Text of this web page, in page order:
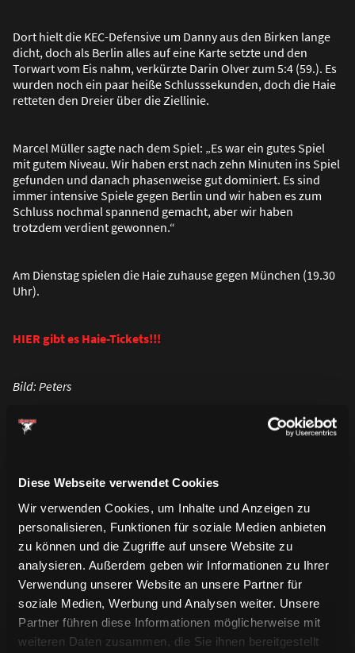
Diese Webseite verwendet Cookies
Wir verwenden Cookies, um Inhalte und Anzeigen zu
personalisieren, Funktionen für soziale Medien anbieten
zu können und die Zugriffe auf unsere Website zu
analysieren. Außerdem geben wir Informationen zu Ihrer
Verwendung unserer Website an unsere Partner für
soziale Medien, Werbung und Analysen weiter. Unsere
Partner führen diese Informationen möglicherweise mit
weiteren Daten zusammen, die Sie ihnen bereitgestellt
Dort hielt die KEC-Defensive um Danny aus den Birken lange
dicht, doch als Berlin alles auf eine Karte setzte und den
Torwart vom Eis nahm, verkürzte Darin Olver zum 5:4 (59.). Es
wurden noch ein paar heiße Schlusssekunden, doch die Haie
retteten den Dreier über die Ziellinie.
Marcel Müller sagte nach dem Spiel: „Es war ein gutes Spiel
mit gutem Niveau. Wir haben erst nach zehn Minuten ins Spiel
gefunden und danach phasenweise gut dominiert. Es sind
immer intensive Spiele gegen Berlin und wir haben es zum
Schluss nochmal spannend gemacht, aber wir haben
trotzdem verdient gewonnen.“
Am Dienstag spielen die Haie zuhause gegen München (19.30
Uhr).
HIER gibt es Haie-Tickets!!!
Bild: Peters